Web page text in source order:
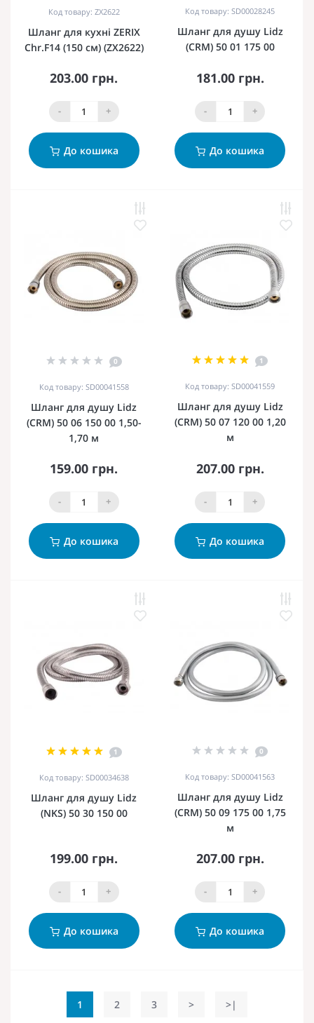
Код товару: ZX2622
Шланг для кухні ZERIX
Chr.F14 (150 см) (ZX2622)
203.00 грн.
- +
До кошика
Код товару: SD00028245
Шланг для душу Lidz
(CRM) 50 01 175 00
181.00 грн.
- +
До кошика
0
Код товару: SD00041558
Шланг для душу Lidz
(CRM) 50 06 150 00 1,50-
1,70 м
159.00 грн.
- +
До кошика
1
Код товару: SD00041559
Шланг для душу Lidz
(CRM) 50 07 120 00 1,20
м
207.00 грн.
- +
До кошика
1
Код товару: SD00034638
Шланг для душу Lidz
(NKS) 50 30 150 00
199.00 грн.
- +
До кошика
0
Код товару: SD00041563
Шланг для душу Lidz
(CRM) 50 09 175 00 1,75
м
207.00 грн.
- +
До кошика
1 2 3 > >|